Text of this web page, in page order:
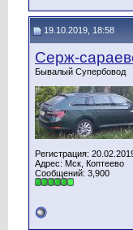
19.10.2019, 18:58
Серж-
Бывалый Супербовод
Регистрация:
Адрес: Мск, Коптеево
Сообщений: 3,900